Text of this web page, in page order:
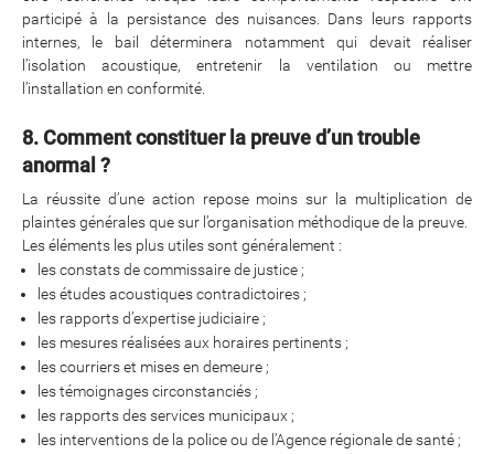
participé à la persistance des nuisances. Dans leurs rapports
internes, le bail déterminera notamment qui devait réaliser
l’isolation acoustique, entretenir la ventilation ou mettre
l’installation en conformité.
8. Comment constituer la preuve d’un trouble
anormal ?
La réussite d’une action repose moins sur la multiplication de
plaintes générales que sur l’organisation méthodique de la preuve.
Les éléments les plus utiles sont généralement :
les constats de commissaire de justice ;
les études acoustiques contradictoires ;
les rapports d’expertise judiciaire ;
les mesures réalisées aux horaires pertinents ;
les courriers et mises en demeure ;
les témoignages circonstanciés ;
les rapports des services municipaux ;
les interventions de la police ou de l’Agence régionale de santé ;